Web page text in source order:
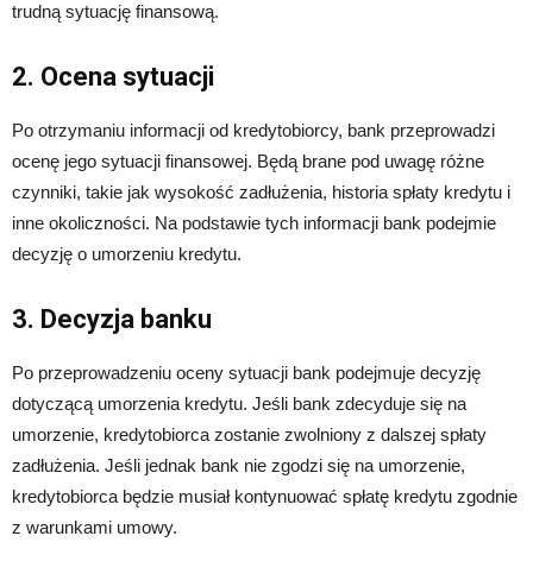
trudną sytuację finansową.
2. Ocena sytuacji
Po otrzymaniu informacji od kredytobiorcy, bank przeprowadzi
ocenę jego sytuacji finansowej. Będą brane pod uwagę różne
czynniki, takie jak wysokość zadłużenia, historia spłaty kredytu i
inne okoliczności. Na podstawie tych informacji bank podejmie
decyzję o umorzeniu kredytu.
3. Decyzja banku
Po przeprowadzeniu oceny sytuacji bank podejmuje decyzję
dotyczącą umorzenia kredytu. Jeśli bank zdecyduje się na
umorzenie, kredytobiorca zostanie zwolniony z dalszej spłaty
zadłużenia. Jeśli jednak bank nie zgodzi się na umorzenie,
kredytobiorca będzie musiał kontynuować spłatę kredytu zgodnie
z warunkami umowy.